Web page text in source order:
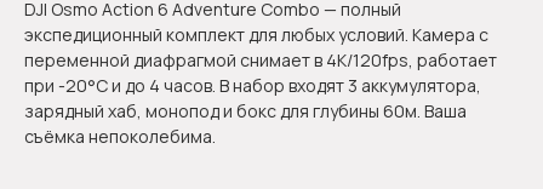
DJI Osmo Action 6 Adventure Combo — полный
экспедиционный комплект для любых условий. Камера с
переменной диафрагмой снимает в 4K/120fps, работает
при -20°C и до 4 часов. В набор входят 3 аккумулятора,
зарядный хаб, монопод и бокс для глубины 60м. Ваша
съёмка непоколебима.